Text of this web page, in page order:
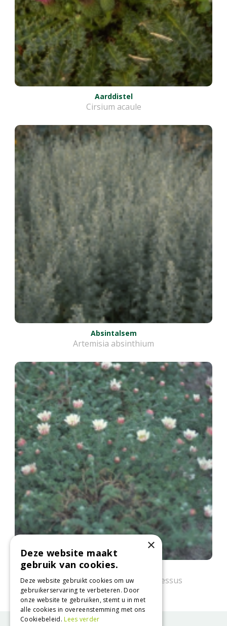
Aarddistel
Cirsium acaule
Absintalsem
Artemisia absinthium
Afrikaanse pyrethrum
Anacyclus pyrethrum var. depressus
×
Deze website maakt
gebruik van cookies.
Deze website gebruikt cookies om uw
gebruikerservaring te verbeteren. Door
onze website te gebruiken, stemt u in met
alle cookies in overeenstemming met ons
Cookiebeleid.Lees verder